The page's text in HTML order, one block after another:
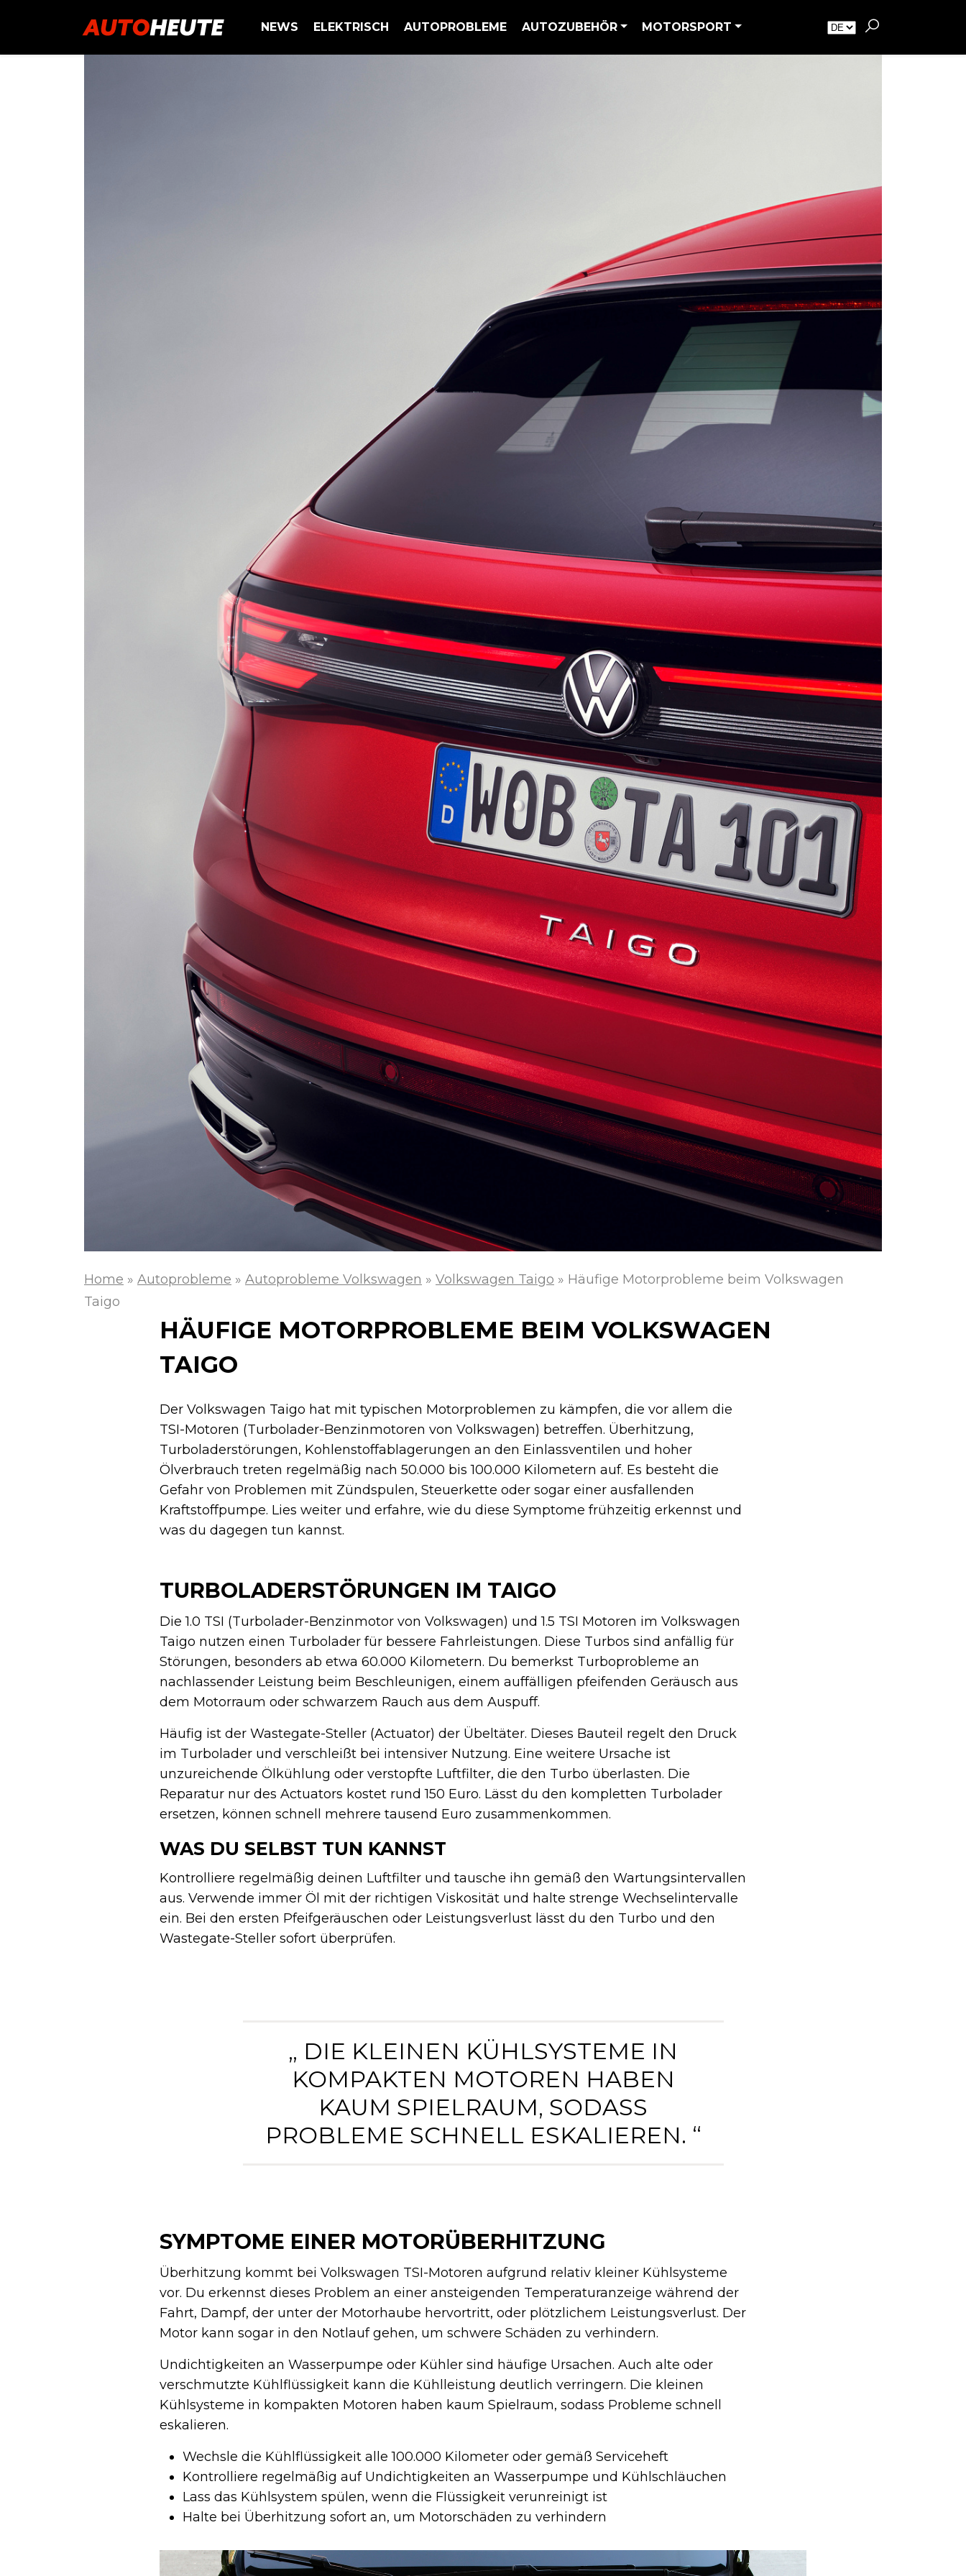
NEWS ELEKTRISCH AUTOPROBLEME AUTOZUBEHÖR MOTORSPORT
Home » Autoprobleme » Autoprobleme Volkswagen » Volkswagen Taigo » Häufige Motorprobleme beim Volkswagen
Taigo
HÄUFIGE MOTORPROBLEME BEIM VOLKSWAGEN
TAIGO
Der Volkswagen Taigo hat mit typischen Motorproblemen zu kämpfen, die vor allem die
TSI-Motoren (Turbolader-Benzinmotoren von Volkswagen) betreffen. Überhitzung,
Turboladerstörungen, Kohlenstoffablagerungen an den Einlassventilen und hoher
Ölverbrauch treten regelmäßig nach 50.000 bis 100.000 Kilometern auf. Es besteht die
Gefahr von Problemen mit Zündspulen, Steuerkette oder sogar einer ausfallenden
Kraftstoffpumpe. Lies weiter und erfahre, wie du diese Symptome frühzeitig erkennst und
was du dagegen tun kannst.
TURBOLADERSTÖRUNGEN IM TAIGO
Die 1.0 TSI (Turbolader-Benzinmotor von Volkswagen) und 1.5 TSI Motoren im Volkswagen
Taigo nutzen einen Turbolader für bessere Fahrleistungen. Diese Turbos sind anfällig für
Störungen, besonders ab etwa 60.000 Kilometern. Du bemerkst Turboprobleme an
nachlassender Leistung beim Beschleunigen, einem auffälligen pfeifenden Geräusch aus
dem Motorraum oder schwarzem Rauch aus dem Auspuff.
Häufig ist der Wastegate-Steller (Actuator) der Übeltäter. Dieses Bauteil regelt den Druck
im Turbolader und verschleißt bei intensiver Nutzung. Eine weitere Ursache ist
unzureichende Ölkühlung oder verstopfte Luftfilter, die den Turbo überlasten. Die
Reparatur nur des Actuators kostet rund 150 Euro. Lässt du den kompletten Turbolader
ersetzen, können schnell mehrere tausend Euro zusammenkommen.
WAS DU SELBST TUN KANNST
Kontrolliere regelmäßig deinen Luftfilter und tausche ihn gemäß den Wartungsintervallen
aus. Verwende immer Öl mit der richtigen Viskosität und halte strenge Wechselintervalle
ein. Bei den ersten Pfeifgeräuschen oder Leistungsverlust lässt du den Turbo und den
Wastegate-Steller sofort überprüfen.
„ DIE KLEINEN KÜHLSYSTEME IN
KOMPAKTEN MOTOREN HABEN
KAUM SPIELRAUM, SODASS
PROBLEME SCHNELL ESKALIEREN. “
SYMPTOME EINER MOTORÜBERHITZUNG
Überhitzung kommt bei Volkswagen TSI-Motoren aufgrund relativ kleiner Kühlsysteme
vor. Du erkennst dieses Problem an einer ansteigenden Temperaturanzeige während der
Fahrt, Dampf, der unter der Motorhaube hervortritt, oder plötzlichem Leistungsverlust. Der
Motor kann sogar in den Notlauf gehen, um schwere Schäden zu verhindern.
Undichtigkeiten an Wasserpumpe oder Kühler sind häufige Ursachen. Auch alte oder
verschmutzte Kühlflüssigkeit kann die Kühlleistung deutlich verringern. Die kleinen
Kühlsysteme in kompakten Motoren haben kaum Spielraum, sodass Probleme schnell
eskalieren.
Wechsle die Kühlflüssigkeit alle 100.000 Kilometer oder gemäß Serviceheft
Kontrolliere regelmäßig auf Undichtigkeiten an Wasserpumpe und Kühlschläuchen
Lass das Kühlsystem spülen, wenn die Flüssigkeit verunreinigt ist
Halte bei Überhitzung sofort an, um Motorschäden zu verhindern